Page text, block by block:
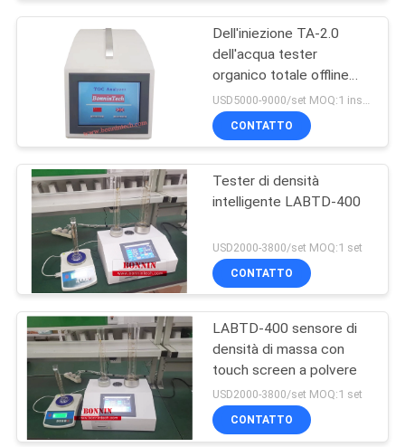
Dell'iniezione TA-2.0
dell'acqua tester
organico totale offline
portatile di TOC
dell'analizzatore del
carbonio online
CONTATTO
Tester di densità
intelligente LABTD-400
USD2000-3800/set MOQ:1 set
CONTATTO
LABTD-400 sensore di
densità di massa con
touch screen a polvere
USD2000-3800/set MOQ:1 set
CONTATTO